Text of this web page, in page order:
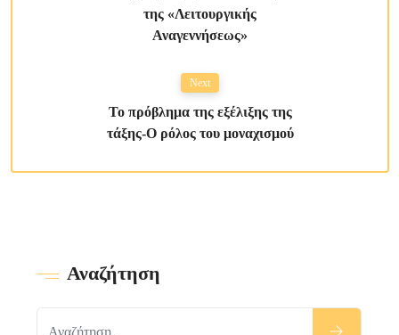
της «Λειτουργικής
Αναγεννήσεως»
Next
Το πρόβλημα της εξέλιξης της
τάξης-Ο ρόλος του μοναχισμού
Αναζήτηση